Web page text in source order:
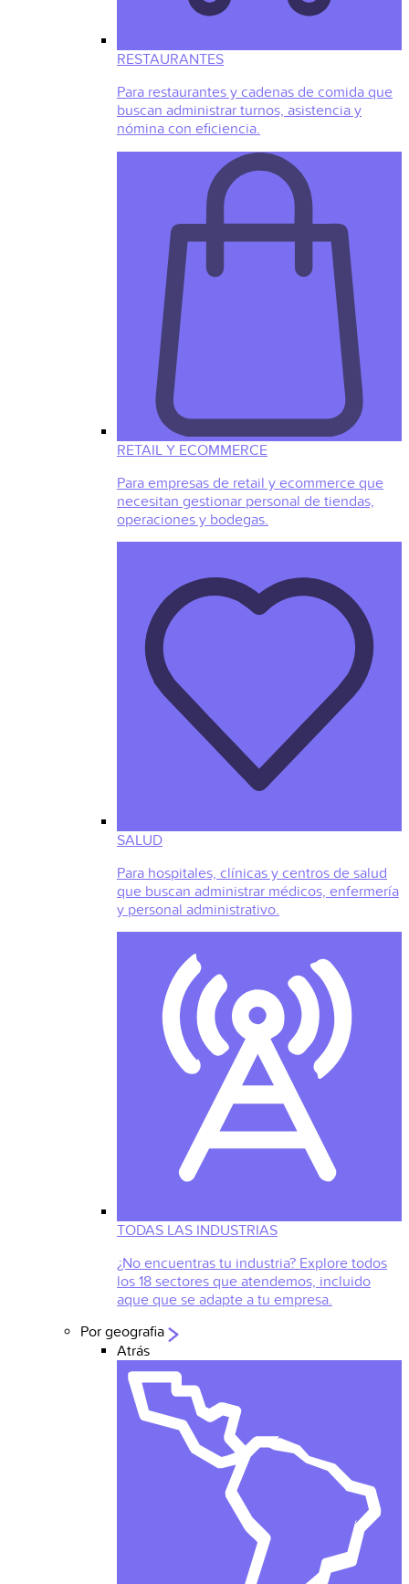
RESTAURANTES
Para restaurantes y cadenas de comida que
buscan administrar turnos, asistencia y
nómina con eficiencia.
RETAIL Y ECOMMERCE
Para empresas de retail y ecommerce que
necesitan gestionar personal de tiendas,
operaciones y bodegas.
SALUD
Para hospitales, clínicas y centros de salud
que buscan administrar médicos, enfermería
y personal administrativo.
TODAS LAS INDUSTRIAS
¿No encuentras tu industria? Explore todos
los 18 sectores que atendemos, incluido
aque que se adapte a tu empresa.
Por geografia
Atrás